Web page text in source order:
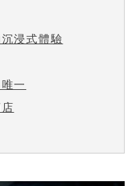
浸式體驗
一